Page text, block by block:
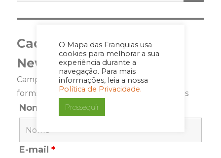
O Mapa das Franquias usa
cookies para melhorar a sua
experiência durante a
navegação. Para mais
informações, leia a nossa
Política de Privacidade.
Prosseguir
Cadastre-se para a
Newsletter
Campos marcados com <span class="ninja-
forms-req-symbol">*</span> são requeridos
Nome
E-mail*